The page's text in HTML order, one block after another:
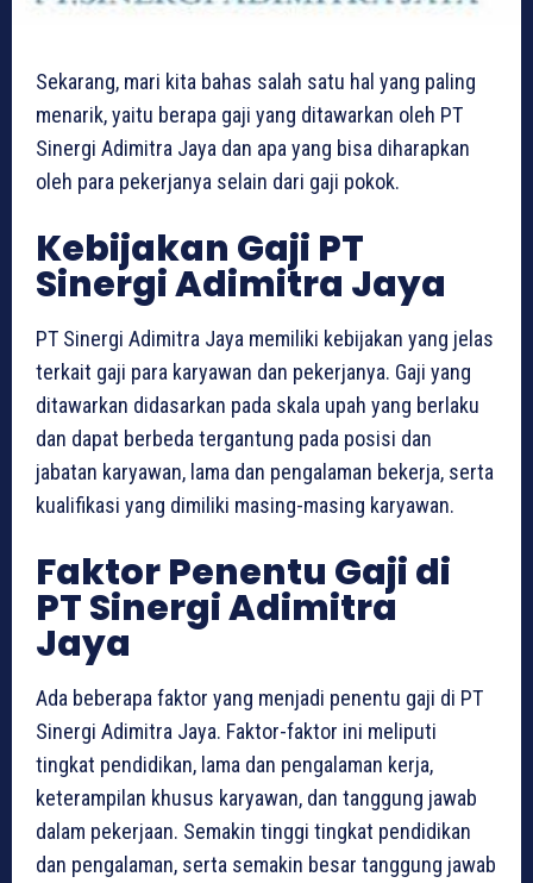
Sekarang, mari kita bahas salah satu hal yang paling
menarik, yaitu berapa gaji yang ditawarkan oleh PT
Sinergi Adimitra Jaya dan apa yang bisa diharapkan
oleh para pekerjanya selain dari gaji pokok.
Kebijakan Gaji PT
Sinergi Adimitra Jaya
PT Sinergi Adimitra Jaya memiliki kebijakan yang jelas
terkait gaji para karyawan dan pekerjanya. Gaji yang
ditawarkan didasarkan pada skala upah yang berlaku
dan dapat berbeda tergantung pada posisi dan
jabatan karyawan, lama dan pengalaman bekerja, serta
kualifikasi yang dimiliki masing-masing karyawan.
Faktor Penentu Gaji di
PT Sinergi Adimitra
Jaya
Ada beberapa faktor yang menjadi penentu gaji di PT
Sinergi Adimitra Jaya. Faktor-faktor ini meliputi
tingkat pendidikan, lama dan pengalaman kerja,
keterampilan khusus karyawan, dan tanggung jawab
dalam pekerjaan. Semakin tinggi tingkat pendidikan
dan pengalaman, serta semakin besar tanggung jawab